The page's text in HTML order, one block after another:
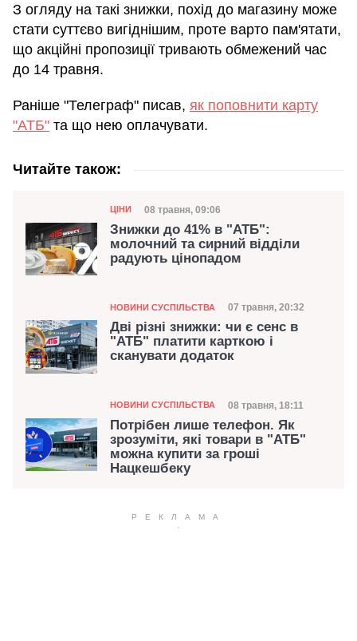
З огляду на такі знижки, похід до магазину може
стати суттєво вигіднішим, проте варто пам'ятати,
що акційні пропозиції тривають обмежений час
до 14 травня.
Раніше "Телеграф" писав, як поповнити карту
"АТБ" та що нею оплачувати.
Читайте також:
Категорія
ЦІНИ Дата публікації
08 травня, 09:06
Знижки до 41% в "АТБ":
молочний та сирний відділи
радують цінопадом
Категорія
НОВИНИ СУСПІЛЬСТВА Дата публікації
07 травня, 20:32
Дві різні знижки: чи є сенс в
"АТБ" платити карткою і
сканувати додаток
Категорія
НОВИНИ СУСПІЛЬСТВА Дата публікації
08 травня, 18:11
Потрібен лише телефон. Як
зрозуміти, які товари в "АТБ"
можна купити за гроші
Нацкешбеку